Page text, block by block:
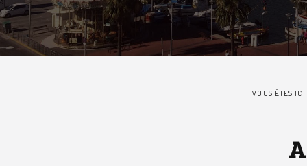
VOUS ÊTES ICI